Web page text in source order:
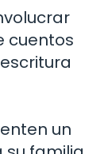
cuentos
un